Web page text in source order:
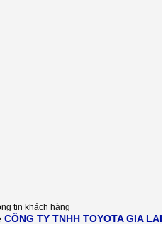
tin khách hàng
CÔNG TY TNHH TOYOTA GIA LAI